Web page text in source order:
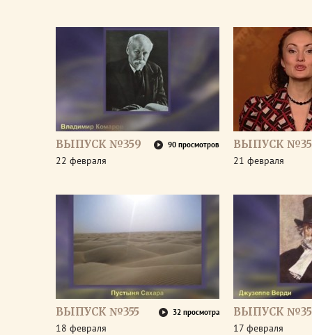
ВЫПУСК №359 90 просмотров
22 февраля
ВЫПУСК
21 февраля
ВЫПУСК №355 32 просмотра
18 февраля
ВЫПУСК
17 февраля